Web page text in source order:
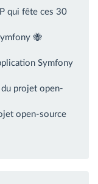
qui fête ces 30
🐝
Symfony
projet open-
open-source